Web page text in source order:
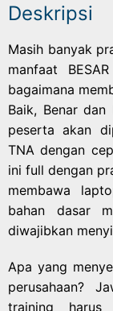
Deskripsi
Masih banyak
manfaat
bagaimana
Baik, Benar
peserta akan
TNA dengan
ini full dengan
membawa
bahan dasar
diwajibkan
Apa yang
perusahaan?
training harus